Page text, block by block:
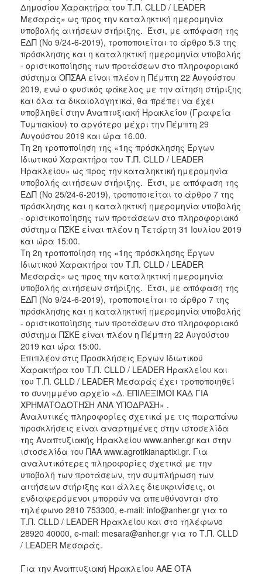
ΠΟΛΙΤΙΣΜΟΣ
ΑΝΘΕΚΤΙΚΗ
Δημοσίου Χαρακτήρα του Τ.Π. CLLD / LEADER
Μεσαράς» ως προς την καταληκτική ημερομηνία
υποβολής αιτήσεων στήριξης. Έτσι, με απόφαση της
ΕΔΠ (Νο 9/24-6-2019), τροποποιείται το άρθρο 5.3 της
πρόσκλησης και η καταληκτική ημερομηνία υποβολής
- οριστικοποίησης των προτάσεων στο πληροφοριακό
σύστημα ΟΠΣΑΑ είναι πλέον η Πέμπτη 22 Αυγούστου
2019, ενώ ο φυσικός φάκελος με την αίτηση στήριξης
και όλα τα δικαιολογητικά, θα πρέπει να έχει
υποβληθεί στην Αναπτυξιακή Ηρακλείου (Γραφεία
Τυμπακίου) το αργότερο μέχρι την Πέμπτη 29
Αυγούστου 2019 και ώρα 16.00.
Τη 2η τροποποίηση της «1ης πρόσκλησης Έργων
Ιδιωτικού Χαρακτήρα του Τ.Π. CLLD / LEADER
Ηρακλείου» ως προς την καταληκτική ημερομηνία
υποβολής αιτήσεων στήριξης. Έτσι, με απόφαση της
ΕΔΠ (Νο 25/24-6-2019), τροποποιείται το άρθρο 7 της
πρόσκλησης και η καταληκτική ημερομηνία υποβολής
- οριστικοποίησης των προτάσεων στο πληροφοριακό
σύστημα ΠΣΚΕ είναι πλέον η Τετάρτη 31 Ιουλίου 2019
και ώρα 15:00.
Τη 2η τροποποίηση της «1ης πρόσκλησης Έργων
Ιδιωτικού Χαρακτήρα του Τ.Π. CLLD / LEADER
Μεσαράς» ως προς την καταληκτική ημερομηνία
υποβολής αιτήσεων στήριξης. Έτσι, με απόφαση της
ΕΔΠ (Νο 9/24-6-2019), τροποποιείται το άρθρο 7 της
πρόσκλησης και η καταληκτική ημερομηνία υποβολής
- οριστικοποίησης των προτάσεων στο πληροφοριακό
σύστημα ΠΣΚΕ είναι πλέον η Πέμπτη 22 Αυγούστου
2019 και ώρα 15:00.
Επιπλέον στις Προσκλήσεις Έργων Ιδιωτικού
Χαρακτήρα του Τ.Π. CLLD / LEADER Ηρακλείου και
του Τ.Π. CLLD / LEADER Μεσαράς έχει τροποποιηθεί
το συνημμένο αρχείο «Δ. ΕΠΙΛΕΞΙΜΟΙ ΚΑΔ ΓΙΑ
ΧΡΗΜΑΤΟΔΟΤΗΣΗ ΑΝΑ ΥΠΟΔΡΑΣΗ» .
Αναλυτικές πληροφορίες σχετικά με τις παραπάνω
προσκλήσεις είναι αναρτημένες στην ιστοσελίδα
της Αναπτυξιακής Ηρακλείου www.anher.gr και στην
ιστοσελίδα του ΠΑΑ www.agrotikianaptixi.gr. Για
αναλυτικότερες πληροφορίες σχετικά με την
υποβολή των προτάσεων, την συμπλήρωση των
αιτήσεων στήριξης και άλλες διευκρινίσεις, οι
ενδιαφερόμενοι μπορούν να απευθύνονται στο
τηλέφωνο 2810 753300, e-mail: info@anher.gr για το
Τ.Π. CLLD / LEADER Ηρακλείου και στο τηλέφωνο
28920 40000, e-mail: mesara@anher.gr για το Τ.Π. CLLD
/ LEADER Μεσαράς.
Για την Αναπτυξιακή Ηρακλείου ΑΑΕ ΟΤΑ